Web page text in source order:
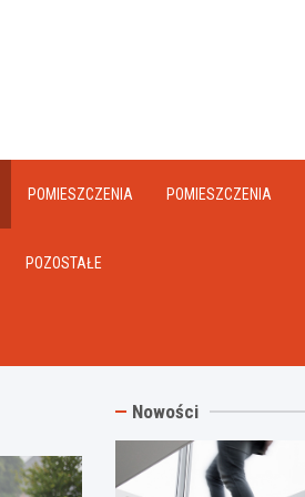
POMIESZCZENIA POMIESZCZENIA
POZOSTAŁE
Nowości